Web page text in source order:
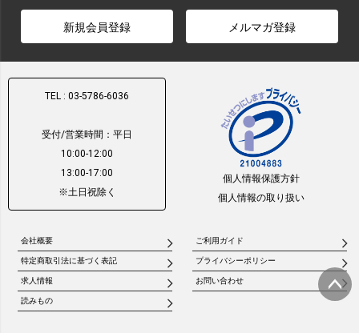
新規会員登録 メルマガ登録
TEL : 03-5786-6036
受付/営業時間：平日
10:00-12:00
13:00-17:00
※土日祝除く
個人情報保護方針
個人情報の取り扱い
会社概要 ご利用ガイド
特定商取引法に基づく表記 プライバシーポリシー
求人情報 お問い合わせ
読みもの